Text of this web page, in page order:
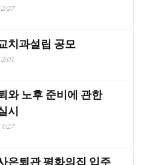
27
치과설립 공모
01
와 노후 준비에 관한
시
27
은퇴관 평화의집 입주